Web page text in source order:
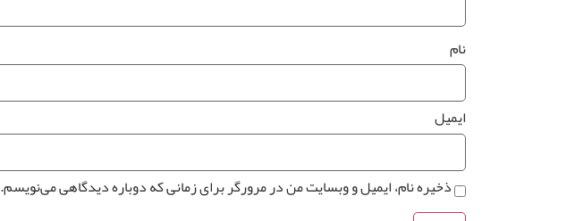
نام
ایمیل
ذخیره نام، ایمیل و وبسایت من در مرورگر برای زمانی که دوباره دیدگاهی می‌نویسم.